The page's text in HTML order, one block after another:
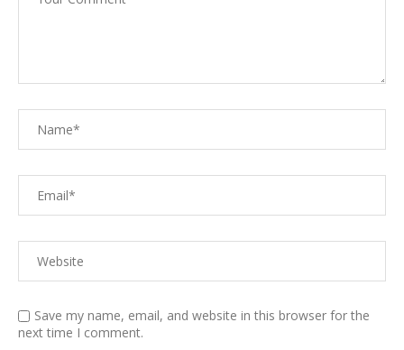
Save my name, email, and website in this browser for the
next time I comment.